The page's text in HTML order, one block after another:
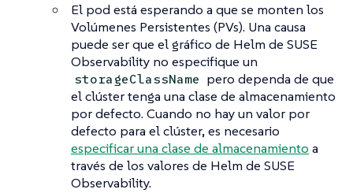
El pod está esperando a que se monten los
Volúmenes Persistentes (PVs). Una causa
puede ser que el gráfico de Helm de SUSE
Observability no especifique un
storageClassName pero dependa de que
el clúster tenga una clase de almacenamiento
por defecto. Cuando no hay un valor por
defecto para el clúster, es necesario
especificar una clase de almacenamiento a
través de los valores de Helm de SUSE
Observability.